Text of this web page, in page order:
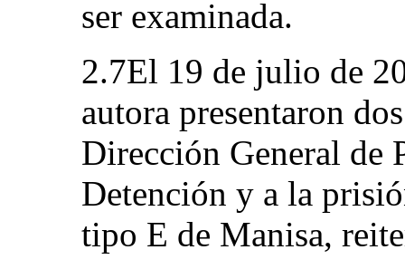
ser examinada.
2.7El 19 de julio de
autora presentaron
Dirección General de
Detención y a la
tipo E de Manisa,